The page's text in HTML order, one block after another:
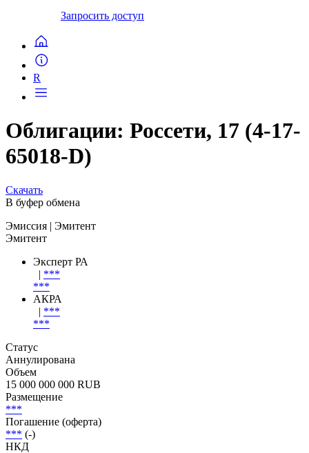
Запросить доступ
R
Облигации: Россети, 17 (4-17-
65018-D)
Скачать
В буфер обмена
Эмиссия | Эмитент
Эмитент
Эксперт РА
| ***
***
АКРА
| ***
***
Статус
Аннулирована
Объем
15 000 000 000 RUB
Размещение
***
Погашение (оферта)
*** (-)
НКД